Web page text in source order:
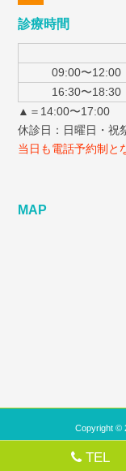
診療時間
09:00〜12:00
16:30〜18:30
▲＝14:00〜17:00
休診日：日曜日・祝
当日も電話予約制と
MAP
TEL
Copyright ©